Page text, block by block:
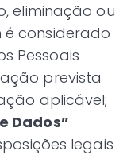
eliminação ou
é considerado
Pessoais
prevista
aplicável;
Dados”
legais